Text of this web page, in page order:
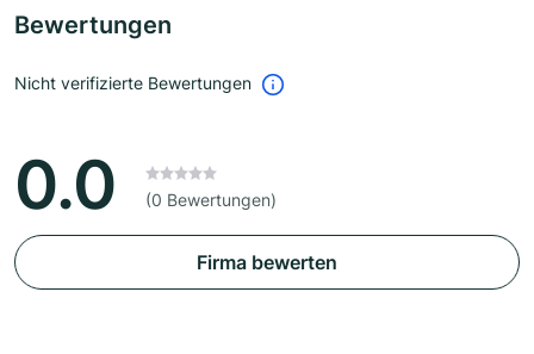
Bewertungen
Nicht verifizierte Bewertungen
0.0 (0 Bewertungen)
Firma bewerten